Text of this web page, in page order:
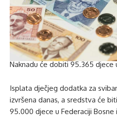
Naknadu će dobiti 95.365 djece
Isplata dječjeg dodatka za
izvršena danas, a sredstva će
95.000 djece u Federaciji Bosne